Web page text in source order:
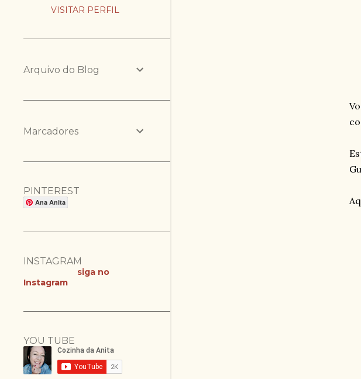
VISITAR PERFIL
Arquivo do Blog
Marcadores
PINTEREST
Ana Anita
INSTAGRAM
siga no
Instagram
YOU TUBE